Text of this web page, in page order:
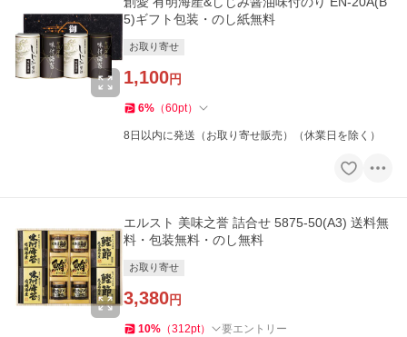
5)ギフト包装・のし紙無料
お取り寄せ
1,100円
6% （60pt）
8日以内に発送（お取り寄せ販売）（休業日を除く）
エルスト 美味之誉 詰合せ 5875-50(A3) 送料無
料・包装無料・のし無料
お取り寄せ
3,380円
10% （312pt） 要エントリー